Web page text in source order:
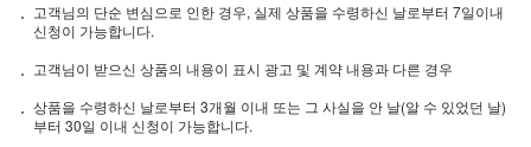
고객님의 단순 변심으로 인한 경우, 실제 상품을 수령하신 날로부터 7일이내
신청이 가능합니다.
고객님이 받으신 상품의 내용이 표시 광고 및 계약 내용과 다른 경우
상품을 수령하신 날로부터 3개월 이내 또는 그 사실을 안 날(알 수 있었던 날)
부터 30일 이내 신청이 가능합니다.